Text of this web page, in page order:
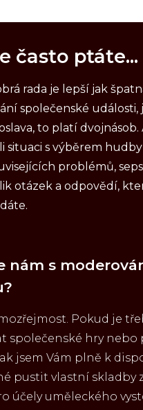
často ptáte...
rada je lepší jak
společenské události,
to platí dvojnásob.
situaci s výběrem hudby
problémů,
otázek a odpovědí,
nám s
Pokud je
společenské hry nebo
jsem Vám plně k
pustit vlastní skladby
účely uměleckého